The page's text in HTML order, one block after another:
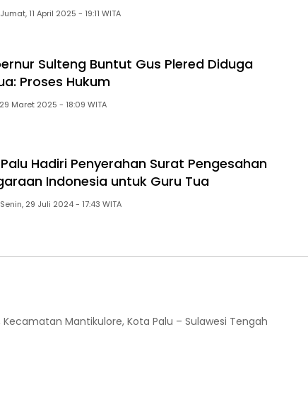
Jumat, 11 April 2025 - 19:11 WITA
Sulteng Buntut Gus Plered Diduga
Proses Hukum
Sabtu, 29 Maret 2025 - 18:09 WITA
Hadiri Penyerahan Surat Pengesahan
Indonesia untuk Guru Tua
Senin, 29 Juli 2024 - 17:43 WITA
Mantikulore, Kota Palu – Sulawesi Tengah